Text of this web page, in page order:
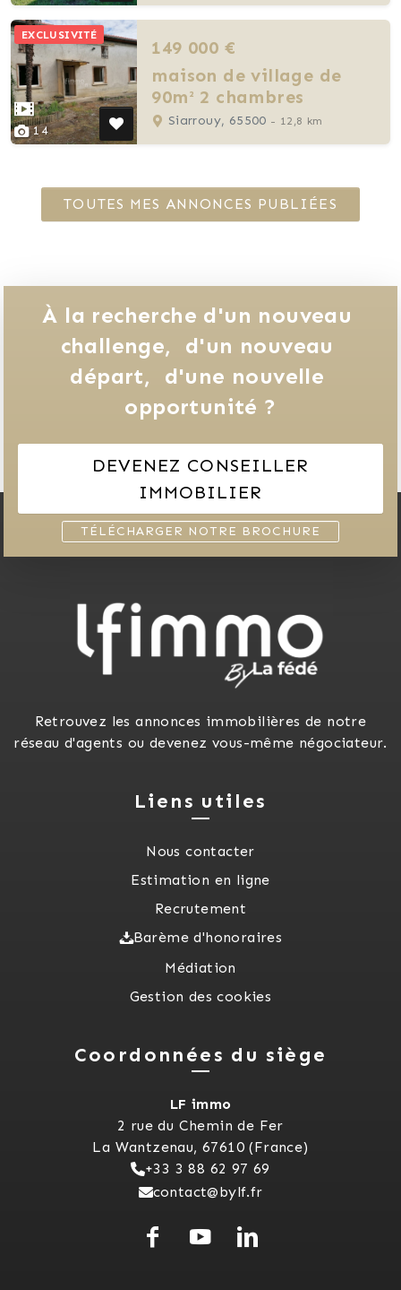
14
EXCLUSIVITÉ
149 000 €
maison de village de
90m² 2 chambres
Siarrouy, 65500 - 12,8 km
TOUTES MES ANNONCES PUBLIÉES
À la recherche d'un nouveau
challenge,
d'un nouveau
départ,
d'une nouvelle
opportunité ?
DEVENEZ CONSEILLER
IMMOBILIER
TÉLÉCHARGER NOTRE BROCHURE
Retrouvez les annonces immobilières de notre
réseau d'agents ou devenez vous-même négociateur.
Liens utiles
Nous contacter
Estimation en ligne
Recrutement
Barème d'honoraires
Médiation
Gestion des cookies
Coordonnées du siège
LF immo
2 rue du Chemin de Fer
La Wantzenau, 67610 (France)
+33 3 88 62 97 69
contact@bylf.fr